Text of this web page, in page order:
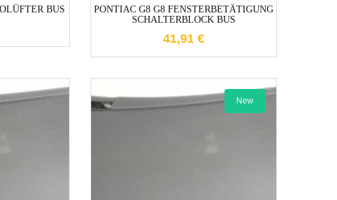
BUS
PONTIAC G8 G8 FENSTERBETÄTIGUNG
SCHALTERBLOCK BUS
41,91 €
New